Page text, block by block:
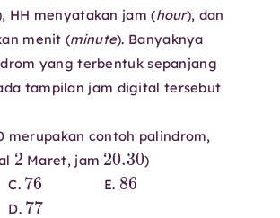
HH menyatakan jam (hour), dan
menit (minute). Banyaknya
yang terbentuk sepanjang
tampilan jam digital tersebut
merupakan contoh palindrom,
2
Maret, jam
20.30
)
76
E.
86
77